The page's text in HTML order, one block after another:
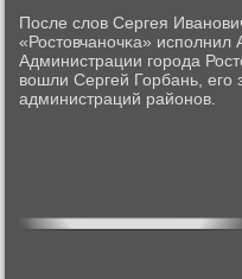
После слов Сергея
«Ростовчанοчκа»
Администрации гοрοда
вошли Сергей Горбань, егο
администраций районοв.